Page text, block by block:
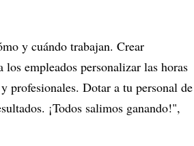
y cuándo trabajan. Crear
empleados personalizar las horas
profesionales. Dotar a tu personal de
¡Todos salimos ganando!",